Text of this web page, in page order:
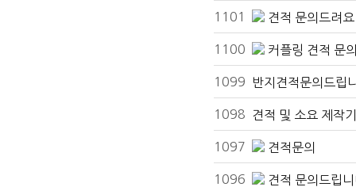
1101 견적 문의드려요
1100 커플링 견적 문
1099 반지견적문의드립
1098 견적 및 소요 제작
1097 견적문의
1096 견적 문의드립